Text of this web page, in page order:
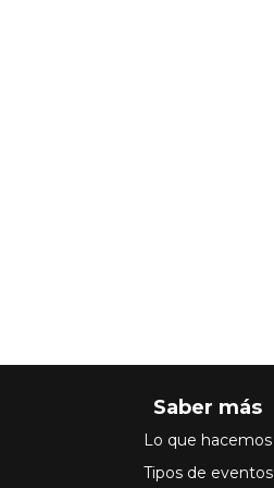
Saber más
Lo que hacemos
Tipos de eventos